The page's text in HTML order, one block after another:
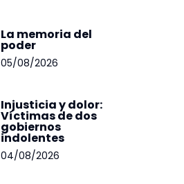
La memoria del
poder
05/08/2026
Injusticia y dolor:
Víctimas de dos
gobiernos
indolentes
04/08/2026